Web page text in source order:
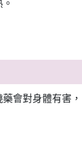
會對身體有害